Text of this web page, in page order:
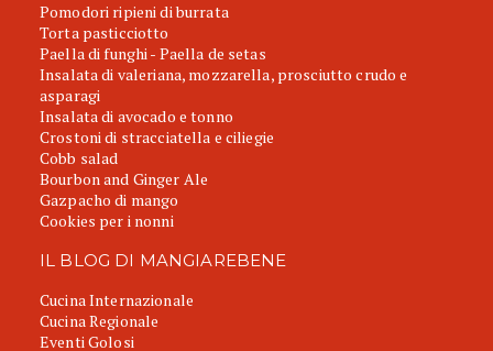
Pomodori ripieni di burrata
Torta pasticciotto
Paella di funghi - Paella de setas
Insalata di valeriana, mozzarella, prosciutto crudo e
asparagi
Insalata di avocado e tonno
Crostoni di stracciatella e ciliegie
Cobb salad
Bourbon and Ginger Ale
Gazpacho di mango
Cookies per i nonni
IL BLOG DI MANGIAREBENE
Cucina Internazionale
Cucina Regionale
Eventi Golosi